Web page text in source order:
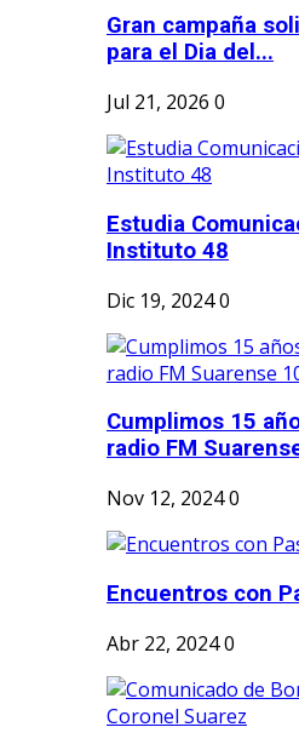
Gran campaña
para el Dia del...
Jul 21, 2026 0
Estudia
Instituto 48
Dic 19, 20240
Cumplimos 15
radio FM
Nov 12, 20240
Encuentros con
Abr 22, 20240